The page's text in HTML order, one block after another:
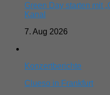
Green Day starten mit
Kanal
7. Aug 2026
Konzertberichte
Clueso in Frankfurt